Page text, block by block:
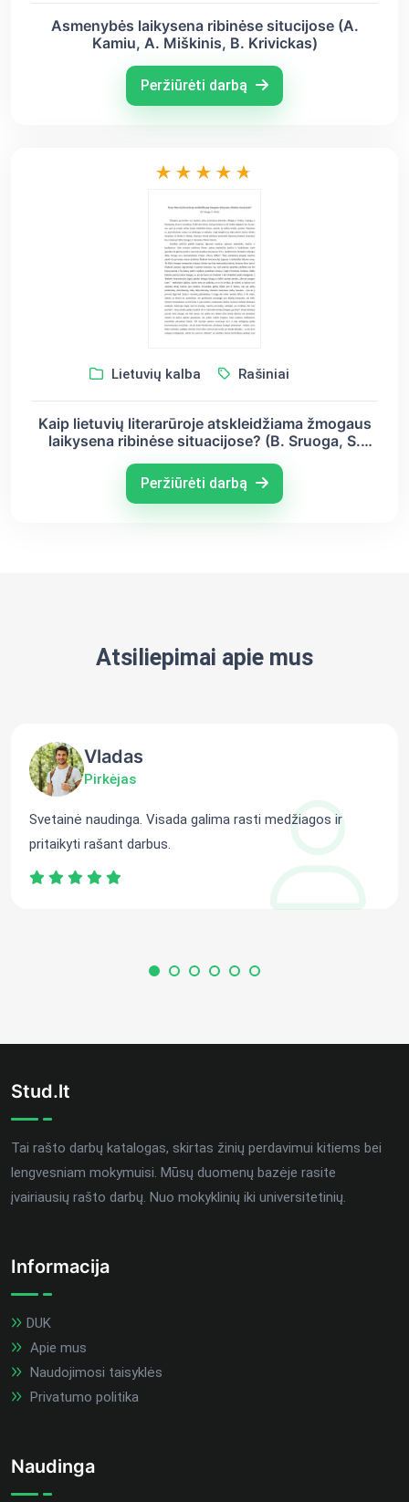
Asmenybės laikysena ribinėse situcijose (A.
Kamiu, A. Miškinis, B. Krivickas)
Peržiūrėti darbą
Lietuvių kalba Rašiniai
Kaip lietuvių literarūroje atskleidžiama žmogaus
laikysena ribinėse situacijose? (B. Sruoga, S.
Peržiūrėti darbą
Atsiliepimai apie mus
Vladas
Pirkėjas
Svetainė naudinga. Visada galima rasti medžiagos ir
pritaikyti rašant darbus.
Stud.lt
Tai rašto darbų katalogas, skirtas žinių perdavimui kitiems bei
lengvesniam mokymuisi. Mūsų duomenų bazėje rasite
įvairiausių rašto darbų. Nuo mokyklinių iki universitetinių.
Informacija
DUK
Apie mus
Naudojimosi taisyklės
Privatumo politika
Naudinga